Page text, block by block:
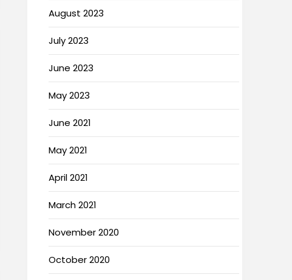
August 2023
July 2023
June 2023
May 2023
June 2021
May 2021
April 2021
March 2021
November 2020
October 2020